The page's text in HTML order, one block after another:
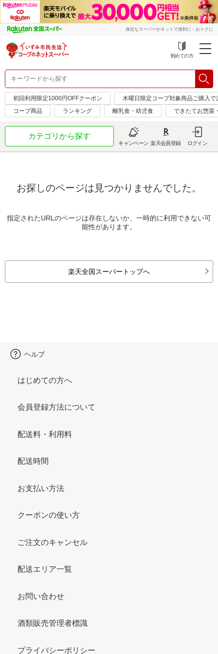
身近なスーパーがネットで便利に・おトクに
初めての方
初回利用限定1000円OFFクーポン
木曜日限定コープ対象商品ご購入
コープ商品
ランキング 離乳食・幼児食 できたてお惣菜
カテゴリから探す
キャンペーン 楽天会員登録 ログイン
お探しのページは見つかりませんでした。
指定されたURLのページは存在しないか、一時的に利用できない可
能性があります。
楽天全国スーパートップへ
ヘルプ
はじめての方へ
会員登録方法について
配送料・利用料
配送時間
お支払い方法
クーポンの使い方
ご注文のキャンセル
配送エリア一覧
お問い合わせ
酒類販売管理者標識
プライバシーポリシー